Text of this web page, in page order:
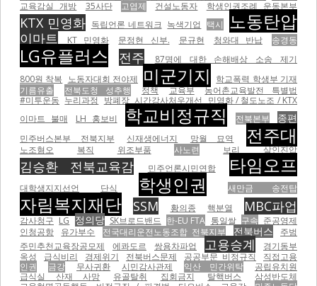
교육감실 개방
35사단 고엽제 건설노동자 학생인권조례 운동본부
KTX 민영화 독립언론 네트워크 녹색기업 택시 노동탄압
이마트 KT 민영화 문정현 신부. 문규현 청와대 반납 송경동
LG유플러스 전주
87명에 대한 손해배상 소송 제기
800원 착복 노동자대회 전야제 미군기지
학교폭력 학생부 기재
기름유출
전북도청 성추행 정책 교육부
농어촌교육발전 특별법
#미투운동 누리과정 방폐장 시간강사처우개선
민영화 / 철도노조 / KTX
이마트 불매
LH 홍보비 학교비정규직 전북본부 종편
민주버스본부 전북지부 신재생에너지 망월 묘역 전주대
노조혐오 복직 위조부품 사노련 보리 살인진압
김승환 전북교육감 민주언론시민연합 타임오프
대학생지지선언 단식 학생인권 새만금 송전탑
자림복지재단 SSM 황의종 핵분열 MBC파업
감사청구 LG 정의당 SK브로드밴드 한-EU FTA 통일쌀 구속 준공영제
인청공항
유가부수 전국대리운전노동조합 전북지부 전북버스
주범
주민추천교육장공모제
에콰도르 쌍용차파업 고용승계
경기동부
옥성
급식비리 경제위기 전북버스문제 공공부문 비정규직
직접고용
인권
금강 무사귀환 시민감사관제 익산 민간위탁
공립유치원
급식실 산재 사망
유골탈취 집회금지 탈핵버스
삼성반도체